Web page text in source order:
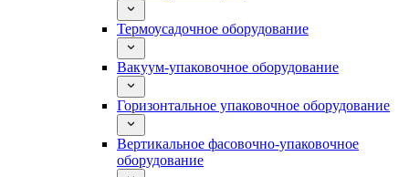
Термоусадочное оборудование
Вакуум-упаковочное оборудование
Горизонтальное упаковочное оборудование
Вертикальное фасовочно-упаковочное
оборудование